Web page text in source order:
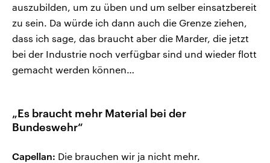
auszubilden, um zu üben und um selber einsatzbereit
zu sein. Da würde ich dann auch die Grenze ziehen,
dass ich sage, das braucht aber die Marder, die jetzt
bei der Industrie noch verfügbar sind und wieder flott
gemacht werden können…
„Es braucht mehr Material bei der
Bundeswehr“
Capellan: Die brauchen wir ja nicht mehr.